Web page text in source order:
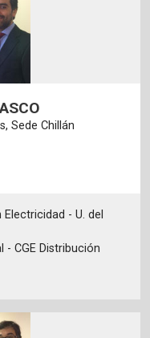
Sede Chillán
Electricidad - U. del
- CGE Distribución